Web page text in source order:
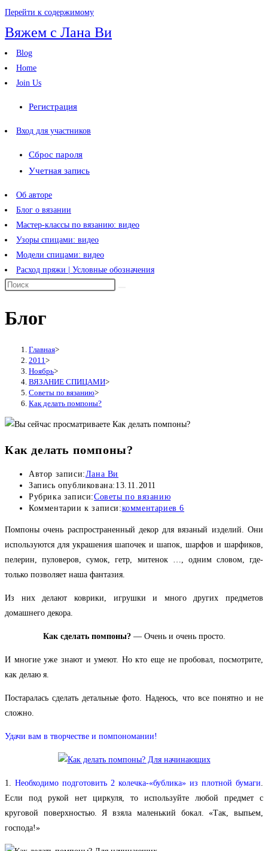
Перейти к содержимому
Вяжем с Лана Ви
Blog
Home
Join Us
Регистрация
Вход для участников
Сброс пароля
Учетная запись
Об авторе
Блог о вязании
Мастер-классы по вязанию: видео
Узоры спицами: видео
Модели спицами: видео
Расход пряжи | Условные обозначения
Блог
Главная>
2011 >
Ноябрь>
ВЯЗАНИЕ СПИЦАМИ>
Советы по вязанию>
Как делать помпоны?
Как делать помпоны?
Автор записи:Лана Ви
Запись опубликована: 13.11.2011
Рубрика записи:Советы по вязанию
Комментарии к записи:комментариев 6
Помпоны очень распространенный декор для вязаный изделий. Они
используются для украшения шапочек и шапок, шарфов и шарфиков,
пелерин, пуловеров, сумок, гетр, митенок …, одним словом, где-
только позволяет наша фантазия.
Из них делают коврики, игрушки и много других предметов
домашнего декора.
Как сделать помпоны?— Очень и очень просто.
И многие уже знают и умеют. Но кто еще не пробовал, посмотрите,
как делаю я.
Постаралась сделать детальные фото. Надеюсь, что все понятно и не
сложно.
Удачи вам в творчестве и помпономании!
1. Необходимо подготовить 2 колечка-«бублика» из плотной бумаги.
Если под рукой нет циркуля, то используйте любой предмет с
круговой поверхностью. Я взяла маленький бокал. «Так, выпьем,
господа!»